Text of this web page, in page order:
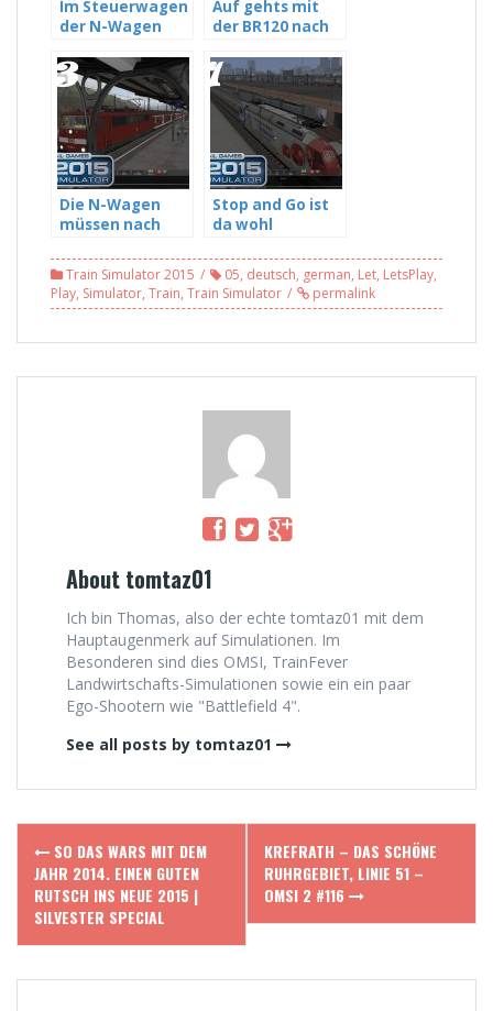
Im Steuerwagen
der N-Wagen
Train Simulator
2015 #04
Auf gehts mit
der BR120 nach
Simulator 2015
#06
Die N-Wagen
müssen nach
Simulator 2015
#03
Stop and Go ist
da wohl
Simulator 2015
#01
Train Simulator 2015 05, deutsch, german, Let, LetsPlay,
Play, Simulator, Train, Train Simulator permalink
About tomtaz01
Ich bin Thomas, also der echte tomtaz01 mit dem
Hauptaugenmerk auf Simulationen. Im
Besonderen sind dies OMSI, TrainFever
Landwirtschafts-Simulationen sowie ein ein paar
Ego-Shootern wie "Battlefield 4".
See all posts by tomtaz01
Post
navigation
SO DAS WARS MIT DEM
JAHR 2014. EINEN GUTEN
RUTSCH INS NEUE 2015 |
SILVESTER SPECIAL
KREFRATH – DAS SCHÖNE
RUHRGEBIET, LINIE 51 –
OMSI 2 #116